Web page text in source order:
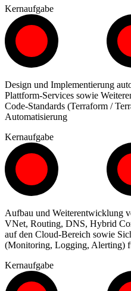
Kernaufgabe
Design und Implementierung
Plattform-Services sowie
Code-Standards (Terraform /
Automatisierung
Kernaufgabe
Aufbau und Weiterentwicklung
VNet, Routing, DNS, Hybrid
auf den Cloud-Bereich sowie
(Monitoring, Logging, Alerting)
Kernaufgabe